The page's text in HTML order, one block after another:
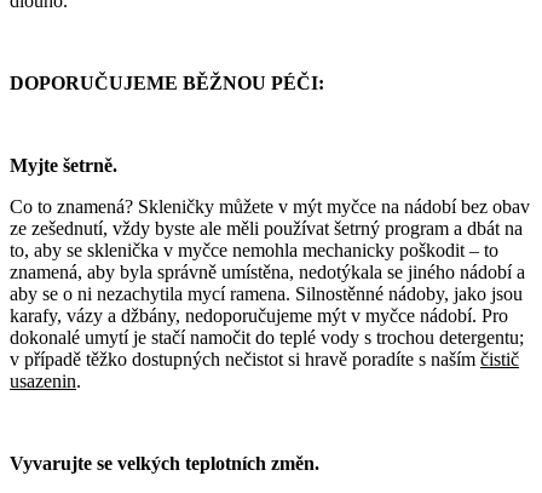
DOPORUČUJEME BĚŽNOU PÉČI:
Myjte šetrně.
Co to znamená? Skleničky můžete v mýt myčce na nádobí bez obav
ze zešednutí, vždy byste ale měli používat šetrný program a dbát na
to, aby se sklenička v myčce nemohla mechanicky poškodit – to
znamená, aby byla správně umístěna, nedotýkala se jiného nádobí a
aby se o ni nezachytila mycí ramena. Silnostěnné nádoby, jako jsou
karafy, vázy a džbány, nedoporučujeme mýt v myčce nádobí. Pro
dokonalé umytí je stačí namočit do teplé vody s trochou detergentu;
v případě těžko dostupných nečistot si hravě poradíte s naším čistič
usazenin.
Vyvarujte se velkých teplotních změn.